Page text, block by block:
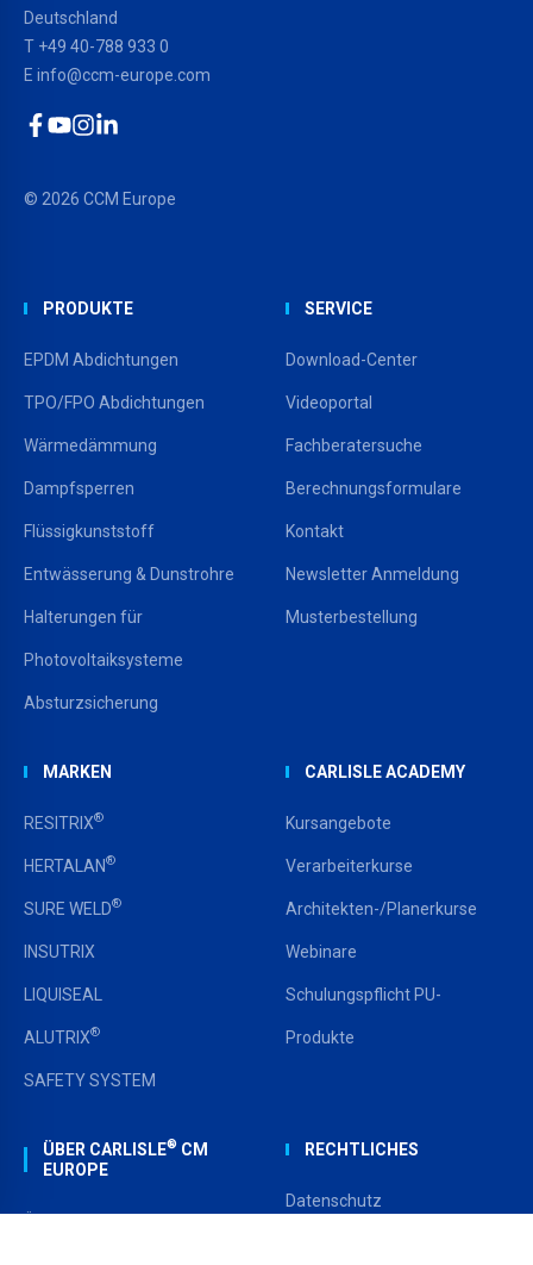
Deutschland
T +49 40-788 933 0
E info@ccm-europe.com
© 2026 CCM Europe
PRODUKTE
EPDM Abdichtungen
TPO/FPO Abdichtungen
Wärmedämmung
Dampfsperren
Flüssigkunststoff
Entwässerung & Dunstrohre
Halterungen für
Photovoltaiksysteme
Absturzsicherung
SERVICE
Download-Center
Videoportal
Fachberatersuche
Berechnungsformulare
Kontakt
Newsletter Anmeldung
Musterbestellung
MARKEN
RESITRIX®
HERTALAN®
SURE WELD®
INSUTRIX
LIQUISEAL
ALUTRIX®
SAFETY SYSTEM
CARLISLE ACADEMY
Kursangebote
Verarbeiterkurse
Architekten-/Planerkurse
Webinare
Schulungspflicht PU-
Produkte
ÜBER CARLISLE® CM
EUROPE
Über uns
RECHTLICHES
Datenschutz